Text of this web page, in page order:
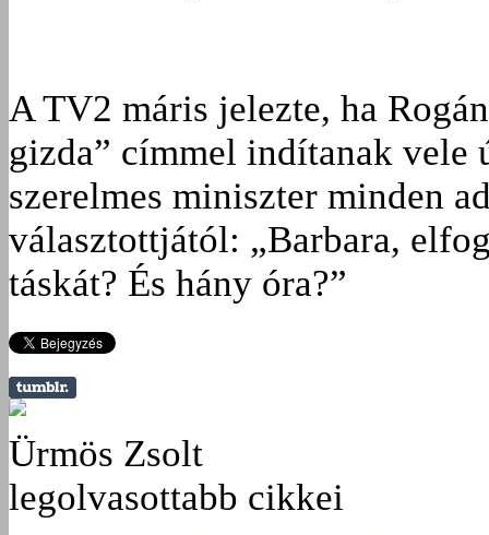
A TV2 máris jelezte, ha
gizda” címmel indítanak vele
szerelmes miniszter minden
választottjától: „Barbara,
táskát? És hány óra?”
Ürmös Zsolt
legolvasottabb cikkei